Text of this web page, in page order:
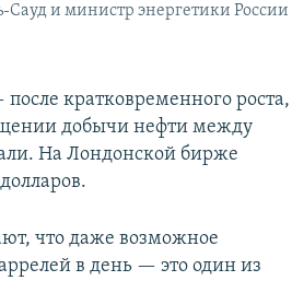
и министр энергетики
кратковременного роста,
добычи нефти между
На Лондонской бирже
что даже возможное
в день — это один из